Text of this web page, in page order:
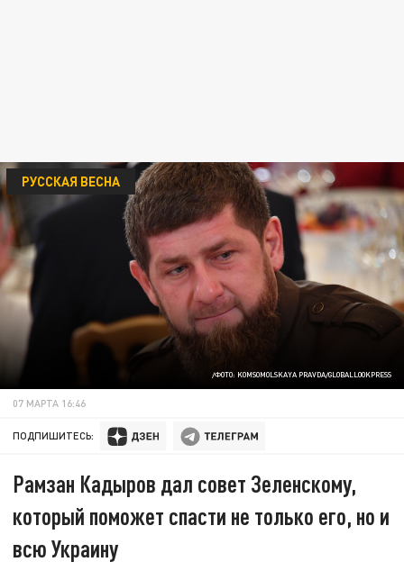
/ФОТО: KOMSOMOLSKAYA PRAVDA/GLOBALLOOKPRESS
РУССКАЯ ВЕСНА
07 МАРТА 16:46
ПОДПИШИТЕСЬ:
Рамзан Кадыров дал совет Зеленскому,
который поможет спасти не только его, но и
всю Украину